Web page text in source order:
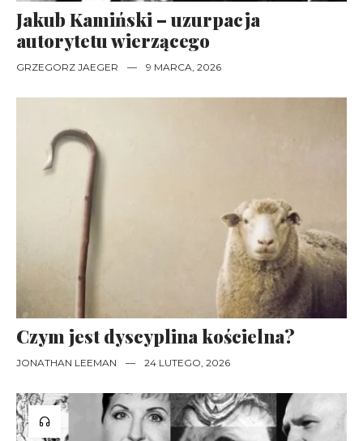
Jakub Kamiński – uzurpacja
autorytetu wierzącego
GRZEGORZ JAEGER — 9 MARCA, 2026
Czym jest dyscyplina kościelna?
JONATHAN LEEMAN — 24 LUTEGO, 2026